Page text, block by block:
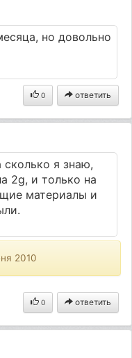
но довольно
0 ответить
сколько я знаю,
2g, и только на
материалы и
2010
0 ответить